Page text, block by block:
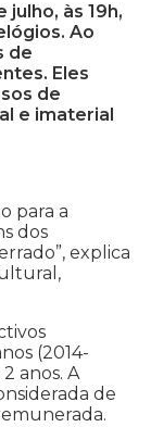
julho, às 19h,
Ao
de
Eles
de
e imaterial
para a
dos
explica
(2014-
anos. A
de